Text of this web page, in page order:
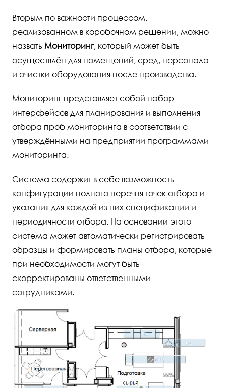
Вторым по важности процессом,
реализованном в коробочном решении, можно
назвать Мониторинг, который может быть
осуществлён для помещений, сред, персонала
и очистки оборудования после производства.
Мониторинг представляет собой набор
интерфейсов для планирования и выполнения
отбора проб мониторинга в соответствии с
утверждёнными на предприятии программами
мониторинга.
Система содержит в себе возможность
конфигурации полного перечня точек отбора и
указания для каждой из них спецификации и
периодичности отбора. На основании этого
система может автоматически регистрировать
образцы и формировать планы отбора, которые
при необходимости могут быть
скорректированы ответственными
сотрудниками.